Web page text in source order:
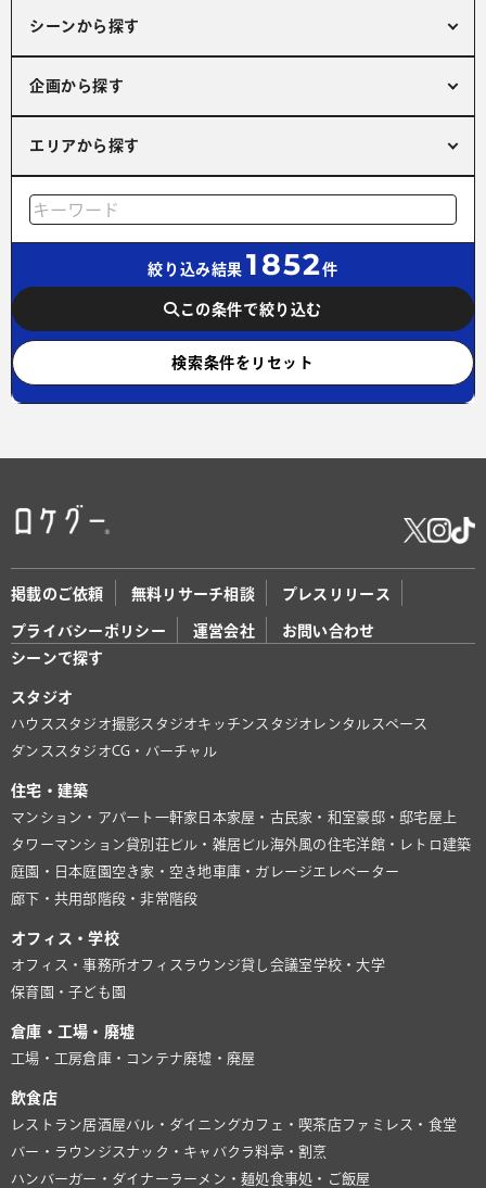
シーンから探す
企画から探す
エリアから探す
絞り込み結果 1852件
この条件で絞り込む
検索条件をリセット
掲載のご依頼 無料リサーチ相談 プレスリリース
プライバシーポリシー 運営会社
お問い合わせ
シーンで探す
スタジオ
ハウススタジオ撮影スタジオキッチンスタジオ レンタルスペース
ダンススタジオCG・バーチャル
住宅・建築
マンション・アパート 一軒家 日本家屋・古民家・和室豪邸・邸宅屋上
タワーマンション貸別荘ビル・雑居ビル海外風の住宅洋館・レトロ建築
庭園・日本庭園 空き家・空き地 車庫・ガレージ エレベーター
廊下・共用部 階段・非常階段
オフィス・学校
オフィス・事務所オフィスラウンジ貸し会議室学校・大学
保育園・子ども園
倉庫・工場・廃墟
工場・工房倉庫・コンテナ廃墟・廃屋
飲食店
レストラン居酒屋バル・ダイニングカフェ・喫茶店ファミレス・食堂
バー・ラウンジ スナック・キャバクラ料亭・割烹
ハンバーガー・ダイナーラーメン・麺処食事処・ご飯屋